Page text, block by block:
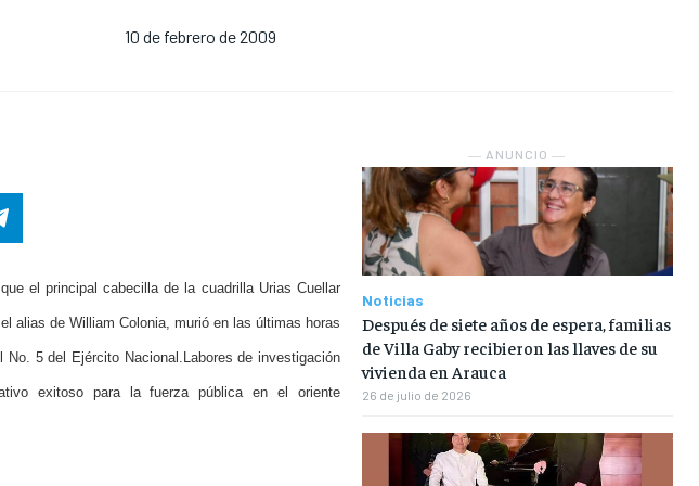
PUATE CON NOSOTROS
PUATE CON NOSOTROS
PUATE CON NOSOTROS
PUATE CON NOSOTROS
10 de febrero de 2009
el principal cabecilla de la cuadrilla Urias Cuellar
alias de William Colonia, murió en las últimas horas
5 del Ejército Nacional.Labores de investigación
exitoso para la fuerza pública en el oriente
― ANUNCIO ―
Noticias
Después de siete años de espera, familias
de Villa Gaby recibieron las llaves de su
vivienda en Arauca
26 de julio de 2026